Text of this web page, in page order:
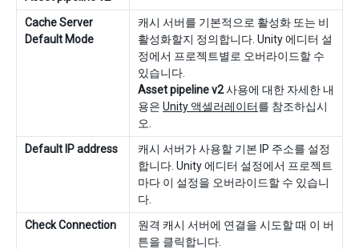
Cache Server
Default Mode
캐시 서버를 기본적으로 활성화 또는 비
활성화할지 정의합니다. Unity 에디터 설
정에서 프로젝트별로 오버라이드할 수
있습니다.
Asset pipeline v2사용에 대한 자세한 내
용은 Unity 액셀러레이터를 참조하십시
오.
Default IP address
캐시 서버가 사용할 기본 IP 주소를 설정
합니다. Unity 에디터 설정에서 프로젝트
마다 이 설정을 오버라이드할 수 있습니
다.
Check Connection
원격 캐시 서버에 연결을 시도할 때 이 버
튼을 클릭합니다.